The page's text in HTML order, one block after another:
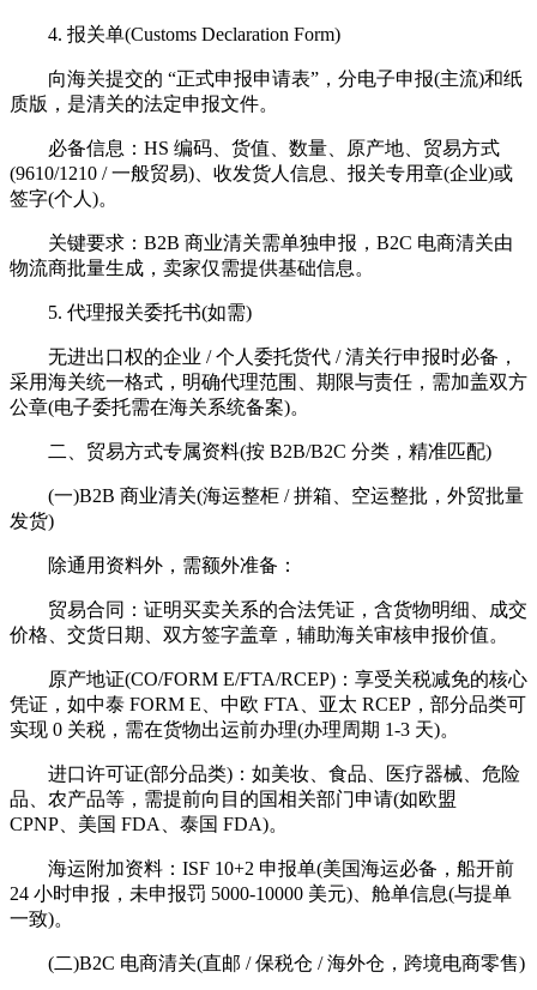
4. 报关单(Customs Declaration Form)
向海关提交的 “正式申报申请表”，分电子申报(主流)和纸
质版，是清关的法定申报文件。
必备信息：HS 编码、货值、数量、原产地、贸易方式
(9610/1210 / 一般贸易)、收发货人信息、报关专用章(企业)或
签字(个人)。
关键要求：B2B 商业清关需单独申报，B2C 电商清关由
物流商批量生成，卖家仅需提供基础信息。
5. 代理报关委托书(如需)
无进出口权的企业 / 个人委托货代 / 清关行申报时必备，
采用海关统一格式，明确代理范围、期限与责任，需加盖双方
公章(电子委托需在海关系统备案)。
二、贸易方式专属资料(按 B2B/B2C 分类，精准匹配)
(一)B2B 商业清关(海运整柜 / 拼箱、空运整批，外贸批量
发货)
除通用资料外，需额外准备：
贸易合同：证明买卖关系的合法凭证，含货物明细、成交
价格、交货日期、双方签字盖章，辅助海关审核申报价值。
原产地证(CO/FORM E/FTA/RCEP)：享受关税减免的核心
凭证，如中泰 FORM E、中欧 FTA、亚太 RCEP，部分品类可
实现 0 关税，需在货物出运前办理(办理周期 1-3 天)。
进口许可证(部分品类)：如美妆、食品、医疗器械、危险
品、农产品等，需提前向目的国相关部门申请(如欧盟
CPNP、美国 FDA、泰国 FDA)。
海运附加资料：ISF 10+2 申报单(美国海运必备，船开前
24 小时申报，未申报罚 5000-10000 美元)、舱单信息(与提单
一致)。
(二)B2C 电商清关(直邮 / 保税仓 / 海外仓，跨境电商零售)